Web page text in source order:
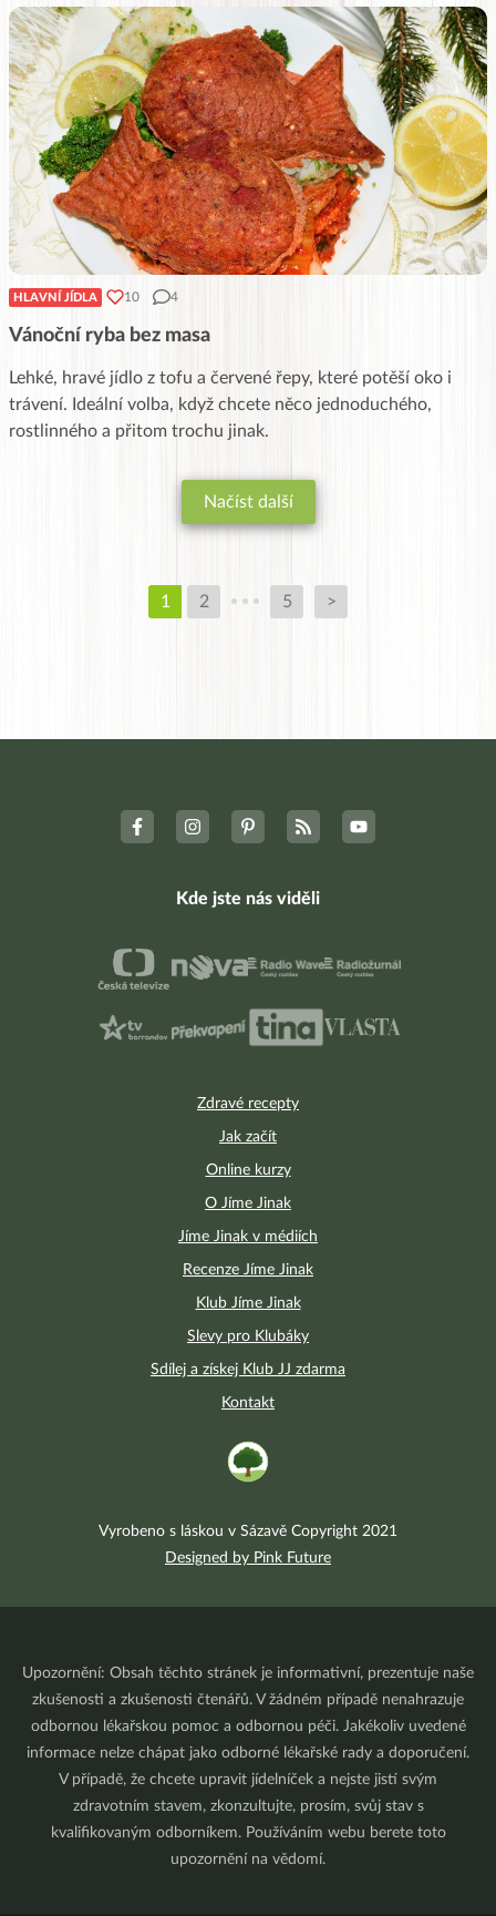
HLAVNÍ JÍDLA 10 4
Vánoční ryba bez masa
Lehké, hravé jídlo z tofu a červené řepy, které potěší oko i
trávení. Ideální volba, když chcete něco jednoduchého,
rostlinného a přitom trochu jinak.
Načíst další
1 2 5 >
Zdravé recepty
Jak začít
Online kurzy
O Jíme Jinak
Jíme Jinak v médiích
Recenze Jíme Jinak
Klub Jíme Jinak
Slevy pro Klubáky
Sdílej a získej Klub JJ zdarma
Kontakt
Kde jste nás viděli
Vyrobeno s láskou v Sázavě Copyright 2021
Designed by Pink Future
Upozornění: Obsah těchto stránek je informativní, prezentuje naše
zkušenosti a zkušenosti čtenářů. V žádném případě nenahrazuje
odbornou lékařskou pomoc a odbornou péči. Jakékoliv uvedené
informace nelze chápat jako odborné lékařské rady a doporučení.
V případě, že chcete upravit jídelníček a nejste jistí svým
zdravotním stavem, zkonzultujte, prosím, svůj stav s
kvalifikovaným odborníkem. Používáním webu berete toto
upozornění na vědomí.